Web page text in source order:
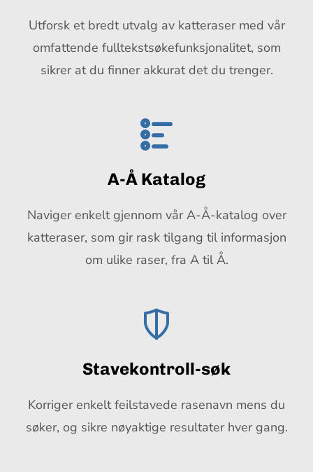
Utforsk et bredt utvalg av katteraser med vår
omfattende fulltekstsøkefunksjonalitet, som
sikrer at du finner akkurat det du trenger.
A-Å Katalog
Naviger enkelt gjennom vår A-Å-katalog over
katteraser, som gir rask tilgang til informasjon
om ulike raser, fra A til Å.
Stavekontroll-søk
Korriger enkelt feilstavede rasenavn mens du
søker, og sikre nøyaktige resultater hver gang.